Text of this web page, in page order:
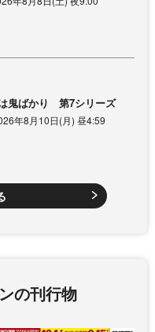
鬼ばかり 第7シリーズ
年8月10日(月) 昼4:59
の刊行物